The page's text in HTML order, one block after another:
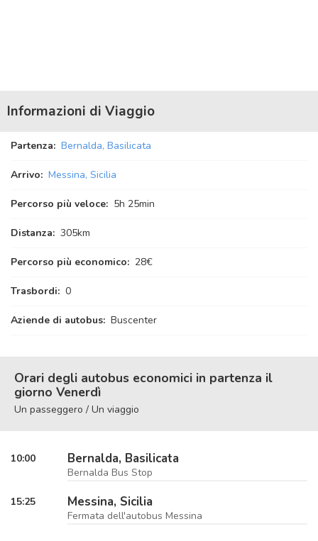
Informazioni di Viaggio
Partenza: Bernalda, Basilicata
Arrivo: Messina, Sicilia
Percorso più veloce: 5h 25min
Distanza: 305km
Percorso più economico: 28€
Trasbordi: 0
Aziende di autobus: Buscenter
Orari degli autobus economici in partenza il
giorno Venerdì
Un passeggero / Un viaggio
10:00 Bernalda, Basilicata
Bernalda Bus Stop
15:25 Messina, Sicilia
Fermata dell'autobus Messina